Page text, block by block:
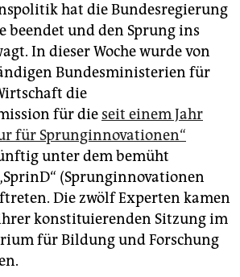
hat die Bundesregierung
beendet und den Sprung ins
In dieser Woche wurde von
Bundesministerien für
die
für die seit einem Jahr
für Sprunginnovationen“
unter dem bemüht
(Sprunginnovationen
Die zwölf Experten kamen
konstituierenden Sitzung im
für Bildung und Forschung